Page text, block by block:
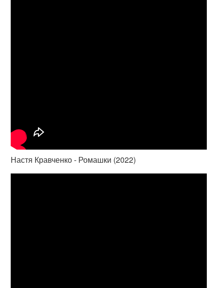
Настя Кравченко - Ромашки (2022)